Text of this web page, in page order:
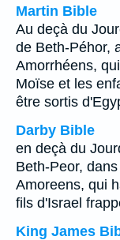
Martin Bible
Au deçà du
de Beth-Péhor,
Amorrhéens,
Moïse et les
être sortis
Darby Bible
en deçà du
Beth-Peor,
Amoreens, qui
fils d'Israel
King James